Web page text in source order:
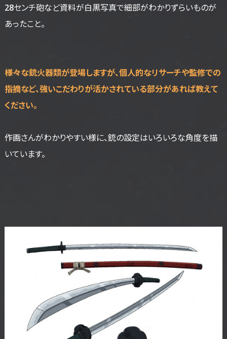
28センチ砲など資料が白黒写真で細部がわかりずらいものが
あったこと。
――様々な銃火器類が登場しますが、個人的なリサーチや監修での
指摘など、強いこだわりが活かされている部分があれば教えて
ください。
作画さんがわかりやすい様に、銃の設定はいろいろな角度を描
いています。